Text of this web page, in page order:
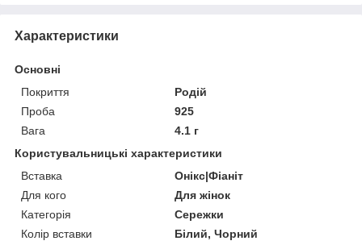
Характеристики
Основні
Покриття
Родій
Проба
925
Вага
4.1 г
Користувальницькі характеристики
Вставка
Онікс|Фіаніт
Для кого
Для жінок
Категорія
Сережки
Колір вставки
Білий, Чорний